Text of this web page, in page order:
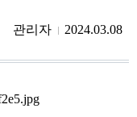
관리자 2024.03.08